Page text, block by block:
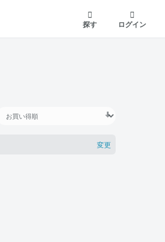
探す
ログイン
変更